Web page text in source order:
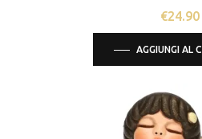
€24.90
AGGIUNGI AL